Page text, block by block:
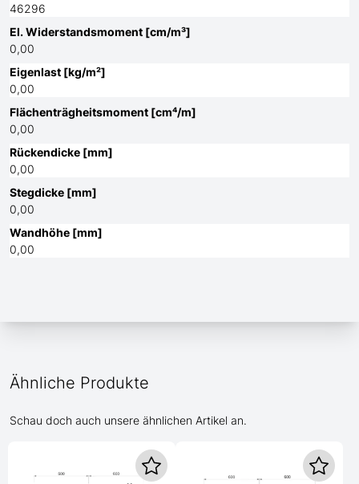
46296
El. Widerstandsmoment [cm/m³]
0,00
Eigenlast [kg/m²]
0,00
Flächenträgheitsmoment [cm⁴/m]
0,00
Rückendicke [mm]
0,00
Stegdicke [mm]
0,00
Wandhöhe [mm]
0,00
Ähnliche Produkte
Schau doch auch unsere ähnlichen Artikel an.